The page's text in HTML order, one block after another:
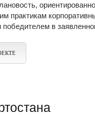
практикам
в